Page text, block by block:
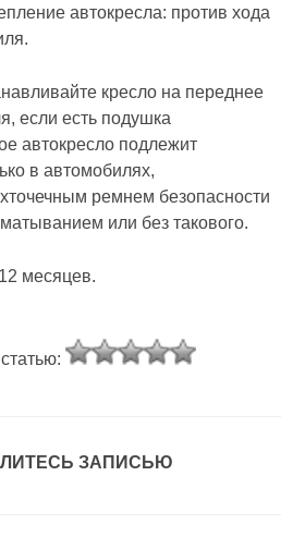
автокресла: против хода
кресло на переднее
если есть подушка
автокресло подлежит
в автомобилях,
ремнем безопасности
или без такового.
месяцев.
ЗАПИСЬЮ